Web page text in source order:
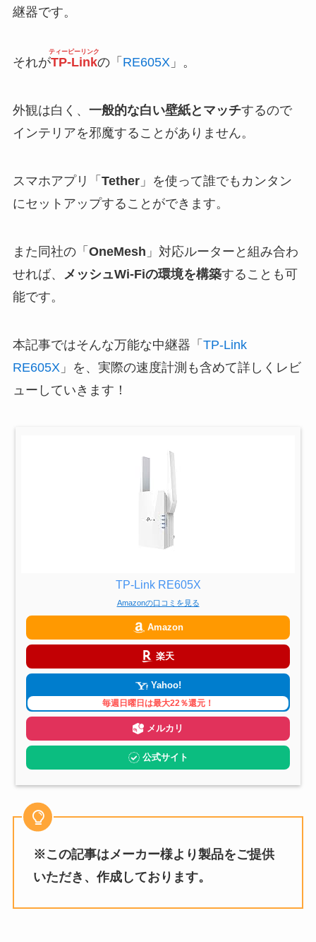
継器です。
それがTP-Link
ティーピーリンク
の「 RE605X」。
外観は白く、 一般的な白い壁紙とマッチするので
インテリアを邪魔することがありません。
スマホアプリ「 Tether」を使って誰でもカンタン
にセットアップすることができます。
また同社の「 OneMesh 」対応ルーターと組み合わ
せれば、
メッシュWi-Fiの環境を構築することも可
能です。
本記事ではそんな万能な中継器「 TP-Link
RE605X 」を、実際の速度計測も含めて詳しくレビ
ューしていきます！
TP-Link RE605X
Amazonの口コミを見る
Amazon
楽天
Yahoo!
毎週日曜日は最大22％還元！
メルカリ
公式サイト
※この記事はメーカー様より製品をご提供
いただき、作成しております。